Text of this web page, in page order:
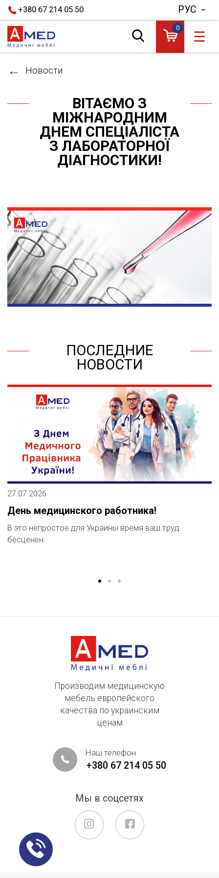
+380 67 214 05 50 РУС
0
☰
Новости
ВІТАЄМО З
МІЖНАРОДНИМ
ДНЕМ СПЕЦІАЛІСТА
З ЛАБОРАТОРНОЇ
ДІАГНОСТИКИ!
ПОСЛЕДНИЕ
НОВОСТИ
27.07.2026
День медицинского работника!
В это непростое для Украины время ваш труд
бесценен.
Производим медицинскую
мебель европейского
качества по украинским
ценам
Наш телефон
+380 67 214 05 50
Мы в соцсетях